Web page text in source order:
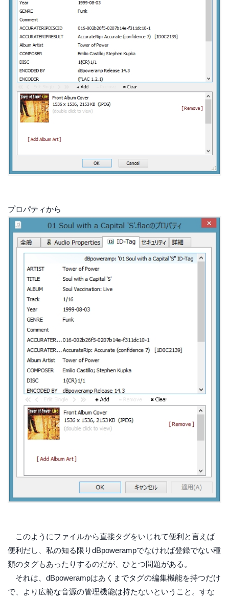
プロパティから
このようにファイルから直接タグをいじれて便利と言えば
便利だし、私の知る限りdBpowerampでなければ登録でない種
類のタグもあったりするのだが、ひとつ問題がある。
それは、dBpowerampはあくまでタグの編集機能を持つだけ
で、より広範な音源の管理機能は持たないということ。すな